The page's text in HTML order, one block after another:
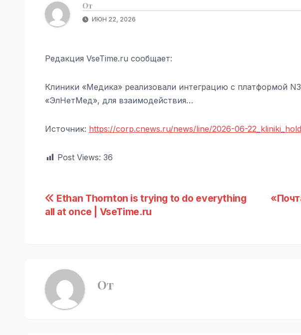
От
ИЮН 22, 2026
Редакция VseTime.ru сообщает:
Клиники «Медика» реализовали интеграцию с платформой
«ЭлНетМед», для взаимодействия…
Источник: https://corp.cnews.ru/news/line/2026-06-
Post Views: 36
Навигация
по
Ethan Thornton is trying to do everything
all at once | VseTime.ru
От